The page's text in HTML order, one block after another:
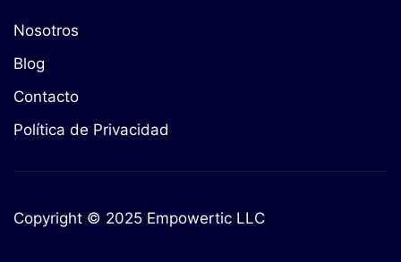
Nosotros
Blog
Contacto
Política de Privacidad
Copyright © 2025 Empowertic LLC